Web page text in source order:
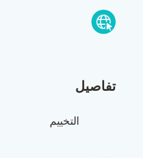
تفاصيل
التخييم